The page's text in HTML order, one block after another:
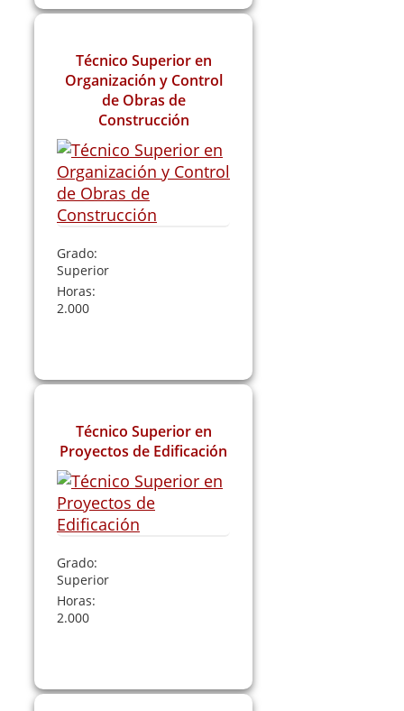
Técnico Superior en
Organización y Control
de Obras de
Construcción
Grado:
Superior
Horas:
2.000
Técnico Superior en
Proyectos de Edificación
Grado:
Superior
Horas:
2.000